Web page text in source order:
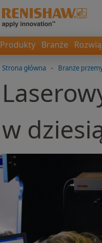
Produkty Branże
Strona główna - Branże
w